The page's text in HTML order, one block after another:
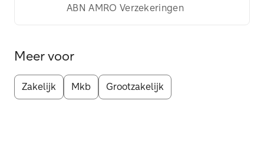
ABN AMRO Verzekeringen
Meer voor
Zakelijk Mkb Grootzakelijk